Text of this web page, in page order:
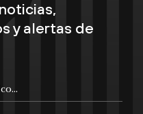
y alertas de